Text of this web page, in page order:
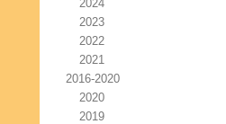
2024
2023
2022
2021
2016-2020
2020
2019